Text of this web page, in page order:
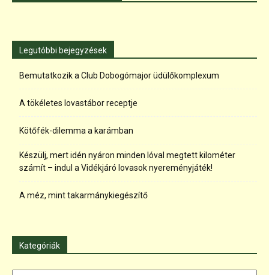
Legutóbbi bejegyzések
Bemutatkozik a Club Dobogómajor üdülőkomplexum
A tökéletes lovastábor receptje
Kötőfék-dilemma a karámban
Készülj, mert idén nyáron minden lóval megtett kilométer
számít – indul a Vidékjáró lovasok nyereményjáték!
A méz, mint takarmánykiegészítő
Kategóriák
Kategóriák